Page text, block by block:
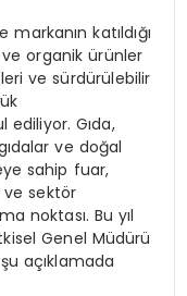
katıldığı
organik ürünler
ve sürdürülebilir
Gıda,
ve doğal
sahip fuar,
sektör
noktası. Bu yıl
Genel Müdürü
açıklamada